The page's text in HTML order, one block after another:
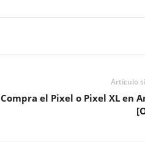
Artículo
Compra el Pixel o Pixel XL en